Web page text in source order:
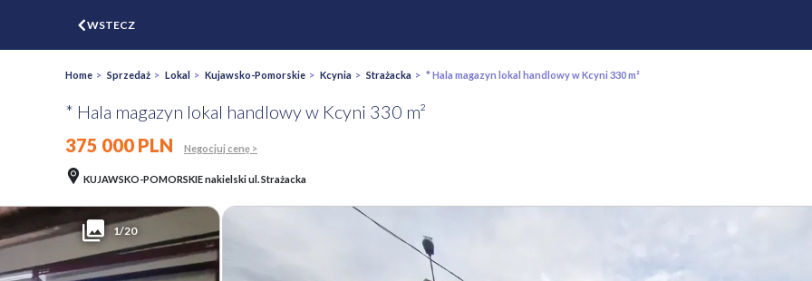
WSTECZ
Home > Sprzedaż > Lokal > Kujawsko-Pomorskie > Kcynia > Strażacka > * Hala magazyn lokal handlowy w Kcyni 330 m²
* Hala magazyn lokal handlowy w Kcyni 330 m²
375 000 PLN
Negocjuj cenę >
KUJAWSKO-POMORSKIE nakielski ul. Strażacka
1/20